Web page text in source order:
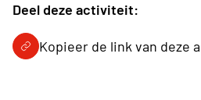
Deel deze activiteit:
Kopieer de link van deze